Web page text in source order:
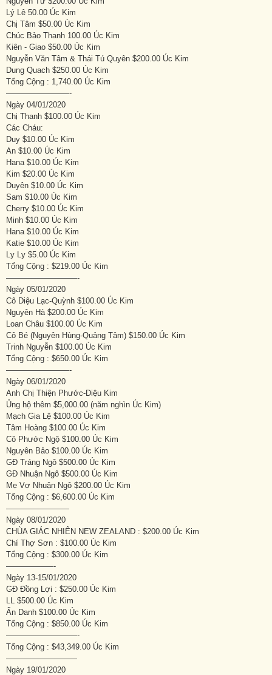
Lý Lê 50.00 Úc Kim
Chị Tâm $50.00 Úc Kim
Chúc Bảo Thanh 100.00 Úc Kim
Kiên - Giao $50.00 Úc Kim
Nguyễn Văn Tâm & Thái Tú Quyên $200.00 Úc Kim
Dung Quach $250.00 Úc Kim
Tổng Cộng : 1,740.00 Úc Kim
————————-
Ngày 04/01/2020
Chị Thanh $100.00 Úc Kim
Các Cháu:
Duy $10.00 Úc Kim
An $10.00 Úc Kim
Hana $10.00 Úc Kim
Kim $20.00 Úc Kim
Duyên $10.00 Úc Kim
Sam $10.00 Úc Kim
Cherry $10.00 Úc Kim
Minh $10.00 Úc Kim
Hana $10.00 Úc Kim
Katie $10.00 Úc Kim
Ly Ly $5.00 Úc Kim
Tổng Cộng : $219.00 Úc Kim
—————————-
Ngày 05/01/2020
Cô Diệu Lạc-Quỳnh $100.00 Úc Kim
Nguyên Hà $200.00 Úc Kim
Loan Châu $100.00 Úc Kim
Cô Bé (Nguyên Hùng-Quảng Tâm) $150.00 Úc Kim
Trinh Nguyễn $100.00 Úc Kim
Tổng Cộng : $650.00 Úc Kim
————————-
Ngày 06/01/2020
Anh Chị Thiện Phước-Diệu Kim
Ủng hộ thêm $5,000.00 (năm nghìn Úc Kim)
Mạch Gia Lệ $100.00 Úc Kim
Tâm Hoàng $100.00 Úc Kim
Cô Phước Ngộ $100.00 Úc Kim
Nguyên Bảo $100.00 Úc Kim
GĐ Tráng Ngô $500.00 Úc Kim
GĐ Nhuận Ngô $500.00 Úc Kim
Mẹ Vợ Nhuận Ngô $200.00 Úc Kim
Tổng Cộng : $6,600.00 Úc Kim
————————
Ngày 08/01/2020
CHÙA GIÁC NHIÊN NEW ZEALAND : $200.00 Úc Kim
Chí Thợ Sơn : $100.00 Úc Kim
Tổng Cộng : $300.00 Úc Kim
——————-
Ngày 13-15/01/2020
GĐ Đồng Lợi : $250.00 Úc Kim
LL $500.00 Úc Kim
Ẩn Danh $100.00 Úc Kim
Tổng Cộng : $850.00 Úc Kim
—————————-
Tổng Cộng : $43,349.00 Úc Kim
—————————
Ngày 19/01/2020